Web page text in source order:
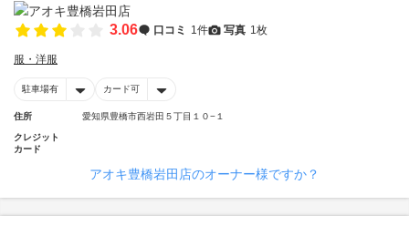
3.06 口コミ 1件 写真 1枚
服・洋服
駐車場有 カード可
住所 愛知県豊橋市西岩田５丁目１０−１
クレジット
カード
アオキ豊橋岩田店のオーナー様ですか？